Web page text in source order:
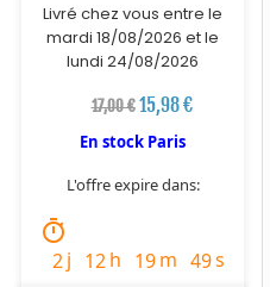
Livré chez vous entre le
mardi 18/08/2026 et le
lundi 24/08/2026
17,00 € 15,98 €
En stock Paris
L'offre expire dans:
timer
2j 12h 19m 47s